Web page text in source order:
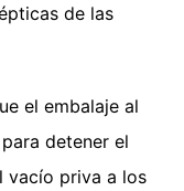
de las
el embalaje al
detener el
vacío priva a los